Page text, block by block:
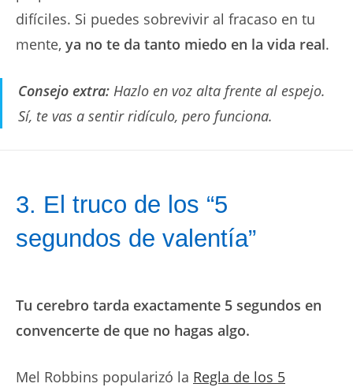
difíciles. Si puedes sobrevivir al fracaso en tu
mente, ya no te da tanto miedo en la vida real.
Consejo extra: Hazlo en voz alta frente al espejo.
Sí, te vas a sentir ridículo, pero funciona.
3. El truco de los “5
segundos de valentía”
Tu cerebro tarda exactamente 5 segundos en
convencerte de que no hagas algo.
Mel Robbins popularizó la Regla de los 5